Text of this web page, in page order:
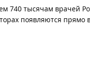
740 тысячам врачей
появляются прямо